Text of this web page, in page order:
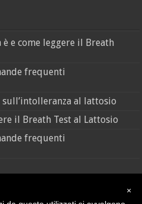
è e come leggere il Breath
frequenti
al lattosio
il Breath Test al Lattosio
frequenti
×